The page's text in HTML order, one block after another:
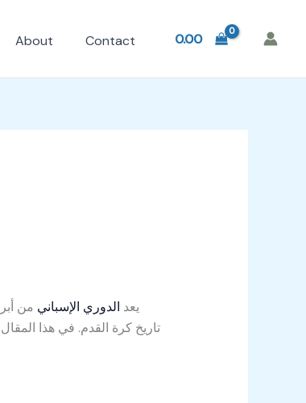
About Contact 0.00
يعد الدوري الإسباني من
تاريخ كرة القدم. في هذا